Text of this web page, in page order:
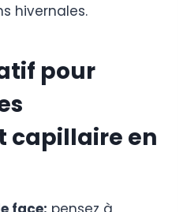
hivernales.
pour
capillaire en